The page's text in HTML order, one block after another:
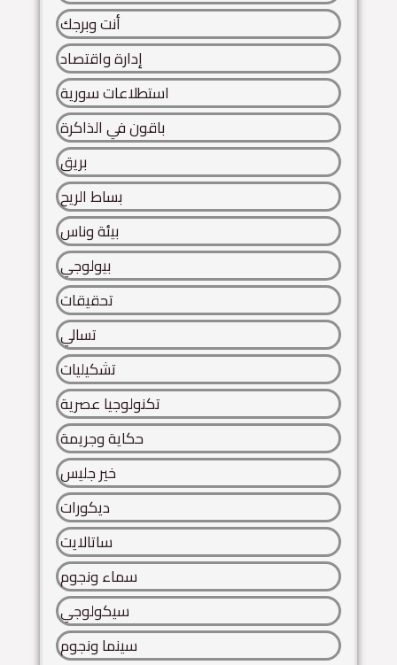
أنت وبرجك
إدارة واقتصاد
استطلاعات سورية
باقون في الذاكرة
بريق
بساط الريح
بيئة وناس
بيولوجي
تحقيقات
تسالي
تشكيليات
تكنولوجيا عصرية
حكاية وجريمة
خير جليس
ديكورات
ساتالايت
سماء ونجوم
سيكولوجي
سينما ونجوم